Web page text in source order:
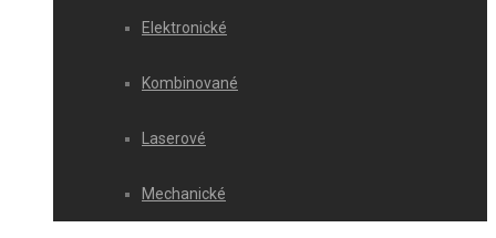
Elektronické
Kombinované
Laserové
Mechanické